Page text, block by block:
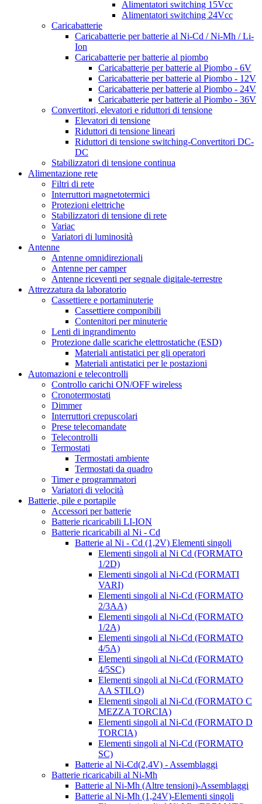
Alimentatori switching 15Vcc
Alimentatori switching 24Vcc
Caricabatterie
Caricabatterie per batterie al Ni-Cd / Ni-Mh / Li-
Ion
Caricabatterie per batterie al piombo
Caricabatterie per batterie al Piombo - 6V
Caricabatterie per batterie al Piombo - 12V
Caricabatterie per batterie al Piombo - 24V
Caricabatterie per batterie al Piombo - 36V
Convertitori, elevatori e riduttori di tensione
Elevatori di tensione
Riduttori di tensione lineari
Riduttori di tensione switching-Convertitori DC-
DC
Stabilizzatori di tensione continua
Alimentazione rete
Filtri di rete
Interruttori magnetotermici
Protezioni elettriche
Stabilizzatori di tensione di rete
Variac
Variatori di luminosità
Antenne
Antenne omnidirezionali
Antenne per camper
Antenne riceventi per segnale digitale-terrestre
Attrezzatura da laboratorio
Cassettiere e portaminuterie
Cassettiere componibili
Contenitori per minuterie
Lenti di ingrandimento
Protezione dalle scariche elettrostatiche (ESD)
Materiali antistatici per gli operatori
Materiali antistatici per le postazioni
Automazioni e telecontrolli
Controllo carichi ON/OFF wireless
Cronotermostati
Dimmer
Interruttori crepuscolari
Prese telecomandate
Telecontrolli
Termostati
Termostati ambiente
Termostati da quadro
Timer e programmatori
Variatori di velocità
Batterie, pile e portapile
Accessori per batterie
Batterie ricaricabili LI-ION
Batterie ricaricabili al Ni - Cd
Batterie al Ni - Cd (1,2V) Elementi singoli
Elementi singoli al Ni Cd (FORMATO
1/2D)
Elementi singoli al Ni-Cd (FORMATI
VARI)
Elementi singoli al Ni-Cd (FORMATO
2/3AA)
Elementi singoli al Ni-Cd (FORMATO
1/2A)
Elementi singoli al Ni-Cd (FORMATO
4/5A)
Elementi singoli al Ni-Cd (FORMATO
4/5SC)
Elementi singoli al Ni-Cd (FORMATO
AA STILO)
Elementi singoli al Ni-Cd (FORMATO C
MEZZA TORCIA)
Elementi singoli al Ni-Cd (FORMATO D
TORCIA)
Elementi singoli al Ni-Cd (FORMATO
SC)
Batterie al Ni-Cd(2,4V) - Assemblaggi
Batterie ricaricabili al Ni-Mh
Batterie al Ni-Mh (Altre tensioni)-Assemblaggi
Batterie al Ni-Mh (1,24V)-Elementi singoli